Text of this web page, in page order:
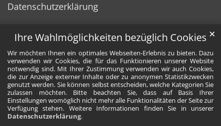
Ihre Wahlmöglichkeiten bezüglich Cookies
Wir möchten Ihnen ein optimales Webseiten-Erlebnis zu bieten. Dazu
verwenden wir Cookies, die für das Funktionieren unserer Website
notwendig sind. Mit Ihrer Zustimmung verwenden wir auch Cookies,
die zur Anzeige externer Inhalte oder zu anonymen Statistikzwecken
genutzt werden. Sie können selbst entscheiden, welche Kategorien Sie
zulassen möchten. Bitte beachten Sie, dass auf Basis Ihrer
Einstellungen womöglich nicht mehr alle Funktionalitäten der Seite zur
Verfügung stehen. Weitere Informationen finden Sie in unserer
Datenschutzerklärung.
✕
Datenschutzerklärung